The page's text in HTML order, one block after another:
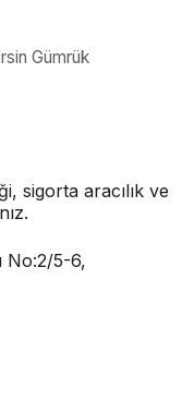
Gümrük
sigorta aracılık ve
No:2/5-6,